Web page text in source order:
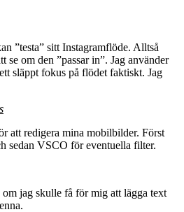
”testa” sitt Instagramflöde. Alltså
se om den ”passar in”. Jag använder
släppt fokus på flödet faktiskt. Jag
att redigera mina mobilbilder. Först
sedan VSCO för eventuella filter.
jag skulle få för mig att lägga text